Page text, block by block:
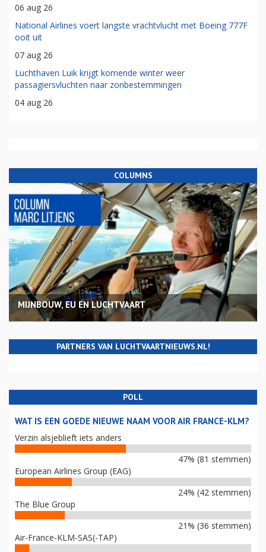
06 aug 26
National Airlines voert langste vrachtvlucht met Boeing 777F
ooit uit
07 aug 26
Luchthaven Luik krijgt komende winter weer
passagiersvluchten naar zonbestemmingen
04 aug 26
COLUMNS
MIJNBOUW, EU EN LUCHTVAART
PARTNERS VAN LUCHTVAARTNIEUWS.NL!
POLL
WAT IS EEN GOEDE NIEUWE NAAM VOOR AIR FRANCE-KLM?
Verzin alsjeblieft iets anders
47% (81 stemmen)
European Airlines Group (EAG)
24% (42 stemmen)
The Blue Group
21% (36 stemmen)
Air-France-KLM-SAS(-TAP)